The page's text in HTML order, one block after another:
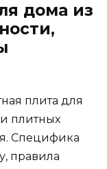
дома из
плита для
плитных
Специфика
правила